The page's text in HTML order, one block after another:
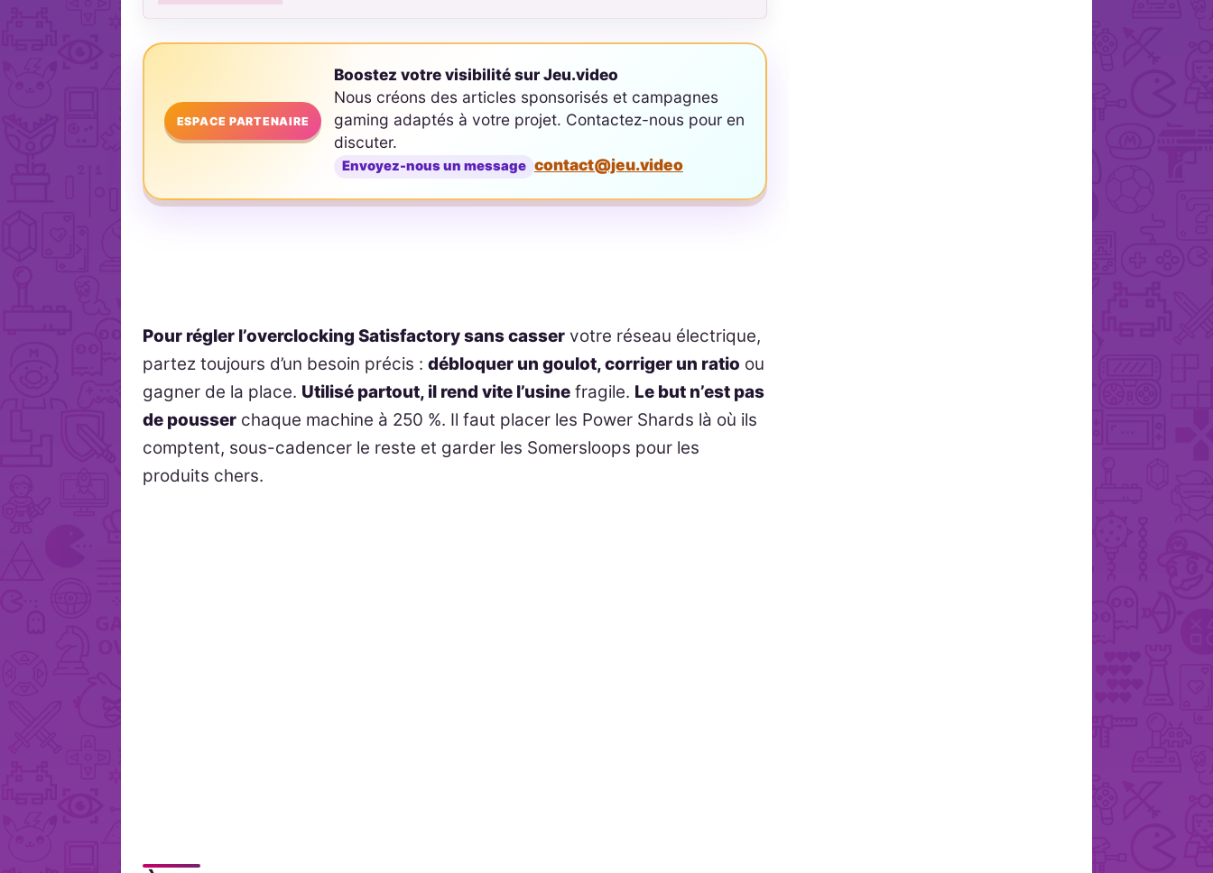
ESPACE PARTENAIRE
Boostez votre visibilité sur Jeu.video
Nous créons des articles sponsorisés et campagnes
gaming adaptés à votre projet. Contactez-nous pour en
discuter.
Envoyez-nous un message contact@jeu.video
Pour régler l’overclocking Satisfactory sans casser votre réseau électrique,
partez toujours d’un besoin précis :débloquer un goulot, corriger un ratio ou
gagner de la place. Utilisé partout, il rend vite l’usine fragile. Le but n’est pas
de pousser chaque machine à 250 %. Il faut placer les Power Shards là où ils
comptent, sous-cadencer le reste et garder les Somersloops pour les
produits chers.